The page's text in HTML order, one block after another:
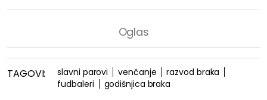
TAGOVI: slavni parovi venčanje
razvod braka
fudbaleri
godišnjica braka